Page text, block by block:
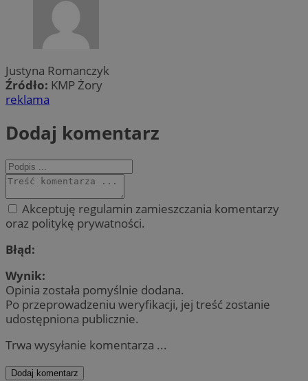
Justyna Romanczyk
Źródło: KMP Żory
reklama
Dodaj komentarz
Akceptuję regulamin zamieszczania komentarzy
oraz politykę prywatności.
Błąd:
Wynik:
Opinia została pomyślnie dodana.
Po przeprowadzeniu weryfikacji, jej treść zostanie
udostępniona publicznie.
Trwa wysyłanie komentarza ...
Dodaj komentarz